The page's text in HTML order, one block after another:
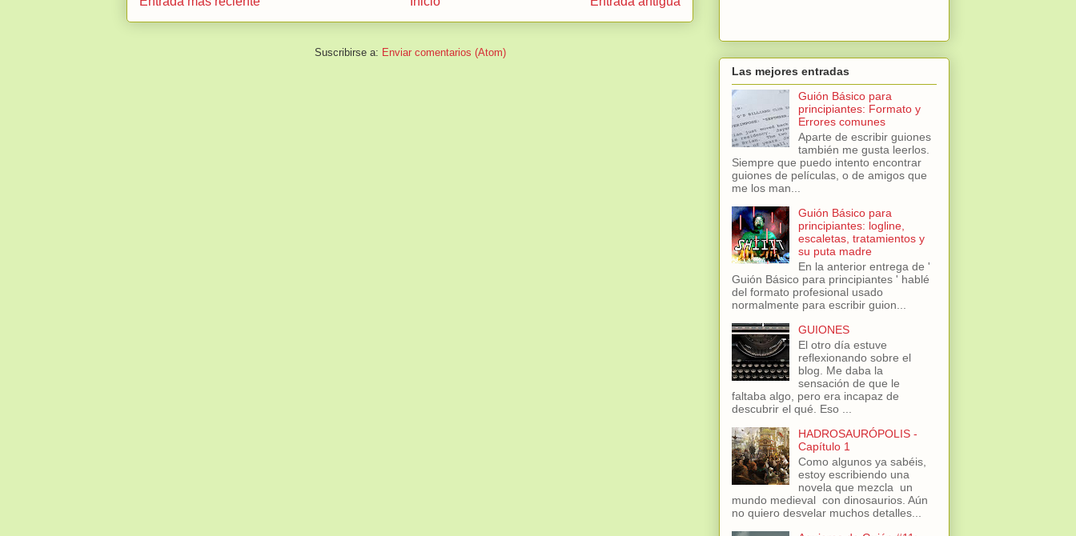
Suscribirse a: Enviar comentarios (Atom)
Las mejores entradas
Guión Básico para
principiantes: Formato y
Errores comunes
Aparte de escribir guiones
también me gusta leerlos.
Siempre que puedo intento encontrar
guiones de películas, o de amigos que
me los man...
Guión Básico para
principiantes: logline,
escaletas, tratamientos y
su puta madre
En la anterior entrega de '
Guión Básico para principiantes ' hablé
del formato profesional usado
normalmente para escribir guion...
GUIONES
El otro día estuve
reflexionando sobre el
blog. Me daba la
sensación de que le
faltaba algo, pero era incapaz de
descubrir el qué. Eso ...
HADROSAURÓPOLIS -
Capítulo 1
Como algunos ya sabéis,
estoy escribiendo una
novela que mezcla un
mundo medieval con dinosaurios. Aún
no quiero desvelar muchos detalles...